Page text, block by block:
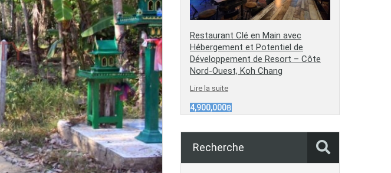
Restaurant Clé en Main avec
Hébergement et Potentiel de
Développement de Resort – Côte
Nord-Ouest, Koh Chang
Lire la suite
4,900,000฿
Recherche